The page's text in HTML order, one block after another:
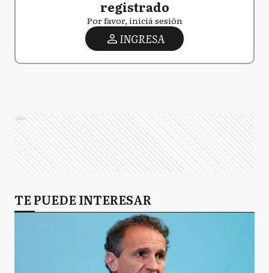
registrado
Por favor, iniciá sesión
INGRESA
Ads
TE PUEDE INTERESAR